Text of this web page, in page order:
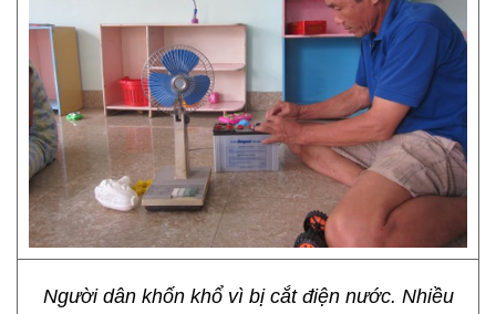
Người dân khốn khổ vì bị cắt điện nước. Nhiều